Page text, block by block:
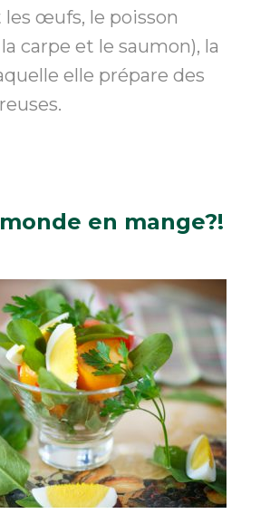
œufs, le poisson
carpe et le saumon), la
elle prépare des
en mange?!